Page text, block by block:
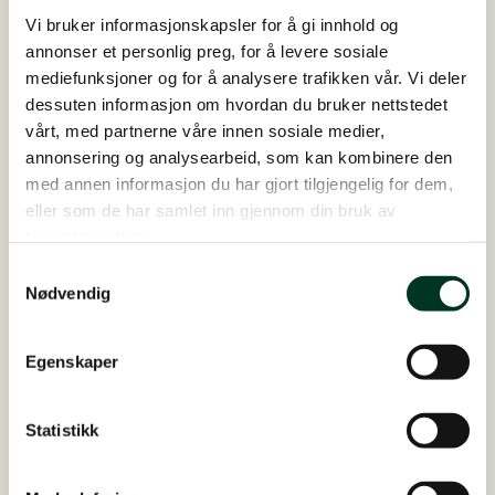
Vi bruker informasjonskapsler for å gi innhold og
annonser et personlig preg, for å levere sosiale
mediefunksjoner og for å analysere trafikken vår. Vi deler
dessuten informasjon om hvordan du bruker nettstedet
vårt, med partnerne våre innen sosiale medier,
annonsering og analysearbeid, som kan kombinere den
med annen informasjon du har gjort tilgjengelig for dem,
eller som de har samlet inn gjennom din bruk av
Nødvendig
Egenskaper
Statistikk
780,00NOK
Hippomun
forte,
kg
antall
Legg i handlekurv